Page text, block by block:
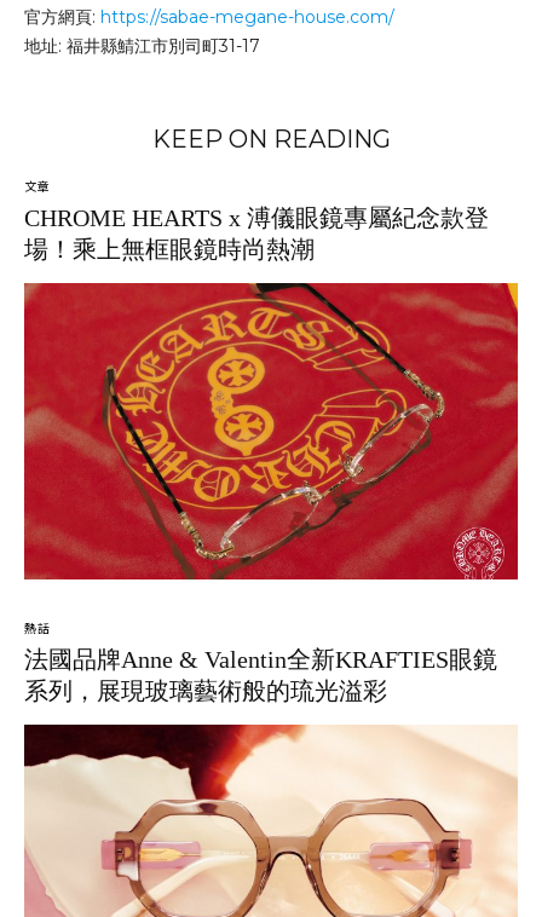
官方網頁: https://sabae-megane-house.com/
地址: 福井縣鯖江市別司町31-17
KEEP ON READING
文章
CHROME HEARTS x 溥儀眼鏡專屬紀念款登
場！乘上無框眼鏡時尚熱潮
熱話
法國品牌Anne & Valentin全新KRAFTIES眼鏡
系列，展現玻璃藝術般的琉光溢彩